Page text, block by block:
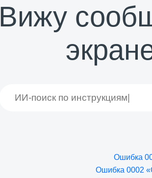
Вижу
Ошибка
Ошибка 0002